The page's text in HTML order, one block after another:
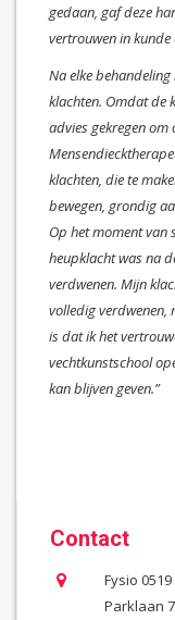
gedaan, gaf deze
vertrouwen in kunde
Na elke
klachten. Omdat de
advies gekregen
klachten, die te
bewegen, grondig
Op het moment van
heupklacht was na
verdwenen. Mijn
volledig
is dat ik het
vechtkunstschool
kan blijven geven.”
Contact
Fysio 0519
Parklaan 7